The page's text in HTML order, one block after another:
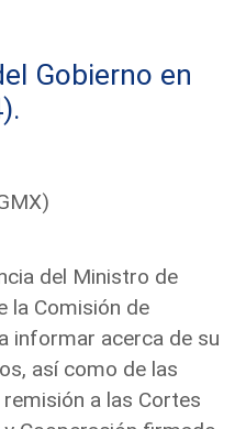
Gobierno en
del Ministro de
la Comisión de
informar acerca de su
así como de las
a las Cortes